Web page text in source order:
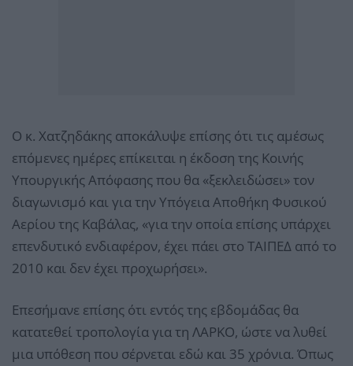
O κ. Χατζηδάκης αποκάλυψε επίσης ότι τις αμέσως
επόμενες ημέρες επίκειται η έκδοση της Κοινής
Υπουργικής Απόφασης που θα «ξεκλειδώσει» τον
διαγωνισμό και για την Υπόγεια Αποθήκη Φυσικού
Αερίου της Καβάλας, «για την οποία επίσης υπάρχει
επενδυτικό ενδιαφέρον, έχει πάει στο ΤΑΙΠΕΔ από το
2010 και δεν έχει προχωρήσει».
Επεσήμανε επίσης ότι εντός της εβδομάδας θα
κατατεθεί τροπολογία για τη ΛΑΡΚΟ, ώστε να λυθεί
μια υπόθεση που σέρνεται εδώ και 35 χρόνια. Όπως